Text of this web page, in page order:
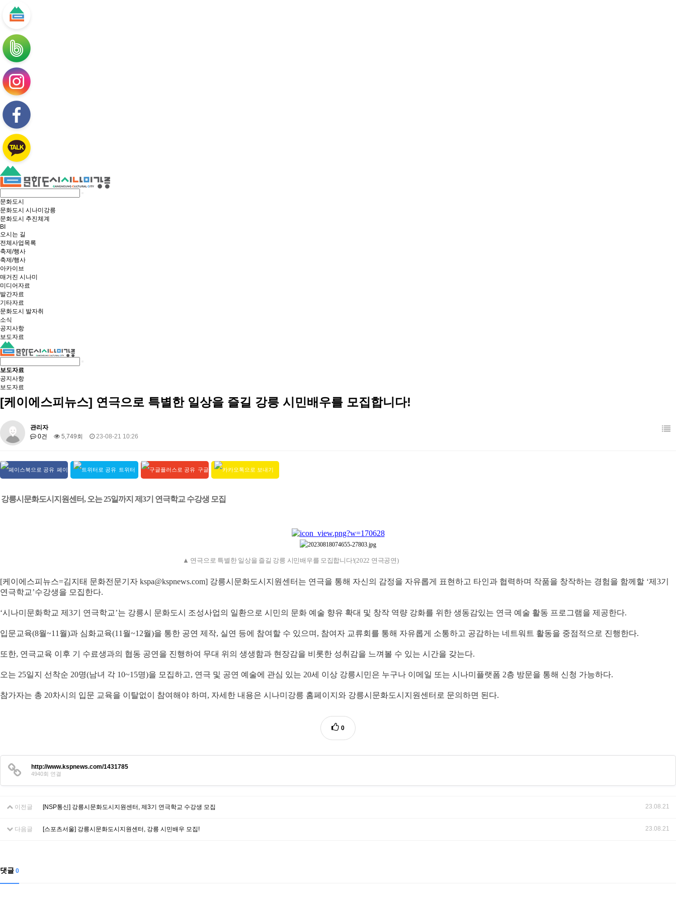
문화도시
문화도시 시나미강릉
문화도시 추진체계
BI
오시는 길
전체사업목록
축제/행사
축제/행사
아카이브
매거진 시나미
미디어자료
발간자료
기타자료
문화도시 발자취
소식
공지사항
보도자료
보도자료
공지사항
보도자료
[케이에스피뉴스] 연극으로 특별한 일상을 즐길 강릉 시민배우를 모집합니다!
관리자
0건
5,749회 23-08-21 10:26
페이 트위터 구글
강릉시문화도시지원센터, 오는 25일까지 제3기 연극학교 수강생 모집
▲ 연극으로 특별한 일상을 즐길 강릉 시민배우를 모집합니다!(2022 연극공연)
[케이에스피뉴스=김지태 문화전문기자 kspa@kspnews.com] 강릉시문화도시지원센터는 연극을 통해 자신의 감정을 자유롭게 표현하고 타인과 협력하며 작품을 창작하는 경험을 함께할 ‘제3기
연극학교’수강생을 모집한다.
‘시나미문화학교 제3기 연극학교’는 강릉시 문화도시 조성사업의 일환으로 시민의 문화 예술 향유 확대 및 창작 역량 강화를 위한 생동감있는 연극 예술 활동 프로그램을 제공한다.
입문교육(8월~11월)과 심화교육(11월~12월)을 통한 공연 제작, 실연 등에 참여할 수 있으며, 참여자 교류회를 통해 자유롭게 소통하고 공감하는 네트워트 활동을 중점적으로 진행한다.
또한, 연극교육 이후 기 수료생과의 협동 공연을 진행하여 무대 위의 생생함과 현장감을 비롯한 성취감을 느껴볼 수 있는 시간을 갖는다.
오는 25일지 선착순 20명(남녀 각 10~15명)을 모집하고, 연극 및 공연 예술에 관심 있는 20세 이상 강릉시민은 누구나 이메일 또는 시나미플랫폼 2층 방문을 통해 신청 가능하다.
참가자는 총 20차시의 입문 교육을 이탈없이 참여해야 하며, 자세한 내용은 시나미강릉 홈페이지와 강릉시문화도시지원센터로 문의하면 된다.
0
http://www.kspnews.com/1431785
4940회 연결
이전글 [NSP통신] 강릉시문화도시지원센터, 제3기 연극학교 수강생 모집 23.08.21
다음글 [스포츠서울] 강릉시문화도시지원센터, 강릉 시민배우 모집! 23.08.21
댓글 0